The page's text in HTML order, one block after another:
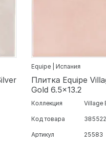
Equipe | Испания
Плитка Equipe
Gold 6.5x13.2
Коллекция Village
Код товара 385522
Артикул 25583